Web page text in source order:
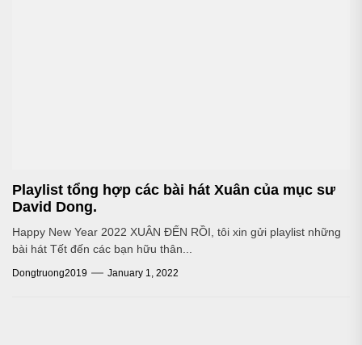
Playlist tổng hợp các bài hát Xuân của mục sư
David Dong.
Happy New Year 2022 XUÂN ĐẾN RỒI, tôi xin gửi playlist những
bài hát Tết đến các bạn hữu thân...
Dongtruong2019 January 1, 2022